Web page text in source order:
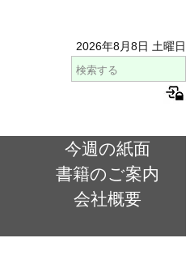
2026年8月8日 土曜日
今週の紙面
書籍のご案内
会社概要